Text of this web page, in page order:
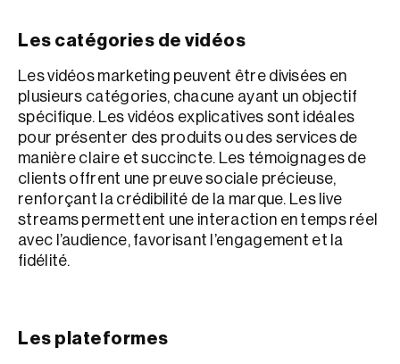
Les catégories de vidéos
Les vidéos marketing peuvent être divisées en
plusieurs catégories, chacune ayant un objectif
spécifique. Les vidéos explicatives sont idéales
pour présenter des produits ou des services de
manière claire et succincte. Les témoignages de
clients offrent une preuve sociale précieuse,
renforçant la crédibilité de la marque. Les live
streams permettent une interaction en temps réel
avec l’audience, favorisant l’engagement et la
fidélité.
Les plateformes